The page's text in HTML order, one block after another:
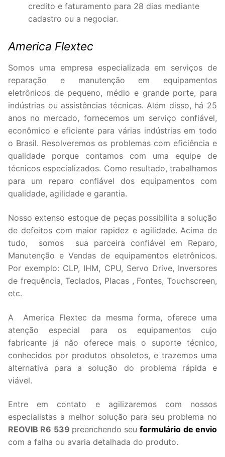
credito e faturamento para 28 dias mediante
cadastro ou a negociar.
America Flextec
Somos uma empresa especializada em serviços de
reparação e manutenção em equipamentos
eletrônicos de pequeno, médio e grande porte, para
indústrias ou assistências técnicas. Além disso, há 25
anos no mercado, fornecemos um serviço confiável,
econômico e eficiente para várias indústrias em todo
o Brasil. Resolveremos os problemas com eficiência e
qualidade porque contamos com uma equipe de
técnicos especializados. Como resultado, trabalhamos
para um reparo confiável dos equipamentos com
qualidade, agilidade e garantia.
Nosso extenso estoque de peças possibilita a solução
de defeitos com maior rapidez e agilidade. Acima de
tudo, somos sua parceira confiável em Reparo,
Manutenção e Vendas de equipamentos eletrônicos.
Por exemplo: CLP, IHM, CPU, Servo Drive, Inversores
de frequência, Teclados, Placas , Fontes, Touchscreen,
etc.
A America Flextec da mesma forma, oferece uma
atenção especial para os equipamentos cujo
fabricante já não oferece mais o suporte técnico,
conhecidos por produtos obsoletos, e trazemos uma
alternativa para a solução do problema rápida e
viável.
Entre em contato e agilizaremos com nossos
especialistas a melhor solução para seu problema no
REOVIB R6 539 preenchendo seuformulário de envio
com a falha ou avaria detalhada do produto.